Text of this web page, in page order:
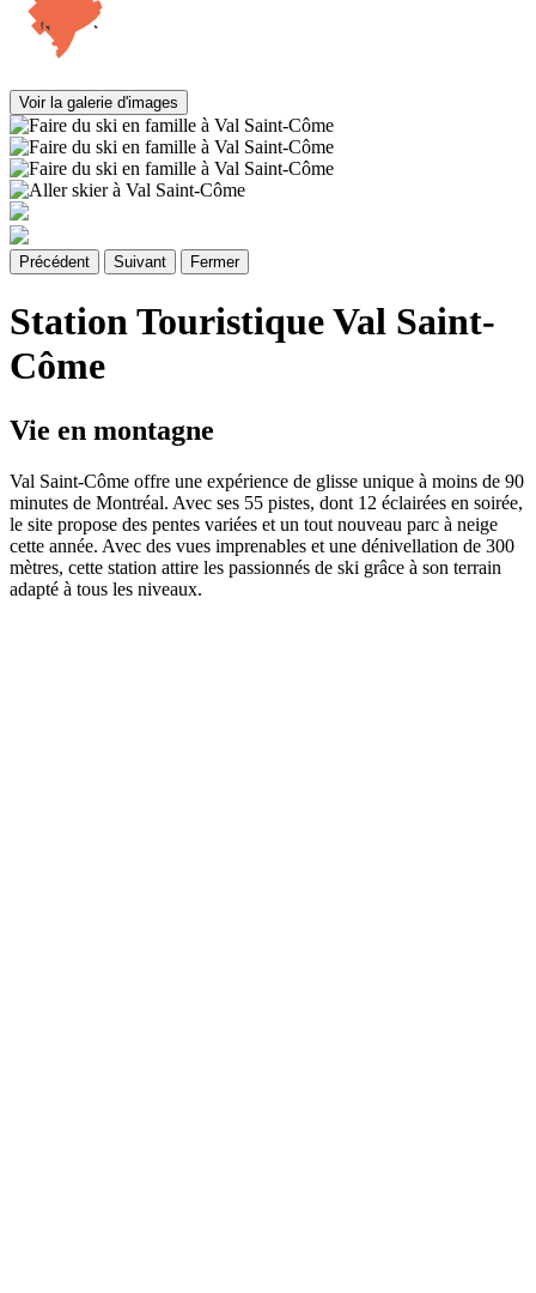
Voir la galerie d'images
Précédent Suivant Fermer
Station Touristique Val Saint-
Côme
Vie en montagne
Val Saint-Côme offre une expérience de glisse unique à moins de 90
minutes de Montréal. Avec ses 55 pistes, dont 12 éclairées en soirée,
le site propose des pentes variées et un tout nouveau parc à neige
cette année. Avec des vues imprenables et une dénivellation de 300
mètres, cette station attire les passionnés de ski grâce à son terrain
adapté à tous les niveaux.